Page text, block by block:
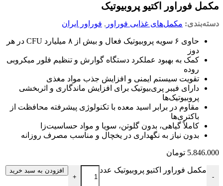
مکمل فوراور اکتیو پروبیوتیک
دسته‌بندی: مکمل‌های غذایی فوراور , فوراور ایران
حاوی ۶ سویه پروبیوتیک فعال و بیش از ۸ میلیارد CFU در هر
دوز
کمک به بهبود عملکرد دستگاه گوارش و تنظیم فلور میکروبی
روده
تقویت سیستم ایمنی و افزایش جذب مواد مغذی
دارای فیبر پری‌بیوتیک برای افزایش ماندگاری و اثربخشی
پروبیوتیک‌ها
مقاوم در برابر اسید معده با تکنولوژی پیشرفته محافظت از
باکتری‌ها
کاملاً گیاهی، بدون گلوتن، سویا و مواد حساسیت‌زا
بدون نیاز به نگهداری در یخچال و مناسب مصرف روزانه
5.846.000 تومان
-
مکمل فوراور اکتیو پروبیوتیک عدد
+
افزودن به سبد خرید